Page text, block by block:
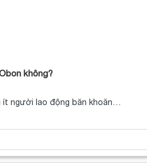
không?
ít người lao động băn khoăn…